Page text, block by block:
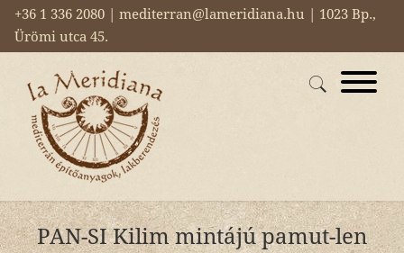
+36 1 336 2080 | mediterran@lameridiana.hu | 1023 Bp.,
Ürömi utca 45.
PAN-SI Kilim mintájú pamut-len